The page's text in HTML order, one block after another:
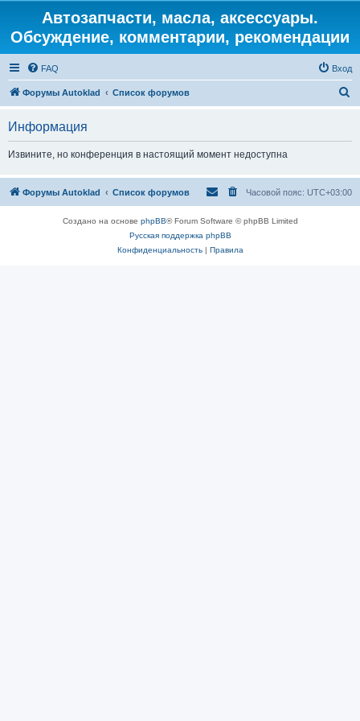
Автозапчасти, масла, аксессуары.
Обсуждение, комментарии, рекомендации
FAQ Вход
Форумы Autoklad Список форумов
Информация
Извините, но конференция в настоящий момент недоступна
Форумы Autoklad Список форумов Часовой пояс: UTC+03:00
Создано на основе phpBB® Forum Software © phpBB Limited
Русская поддержка phpBB
Конфиденциальность| Правила